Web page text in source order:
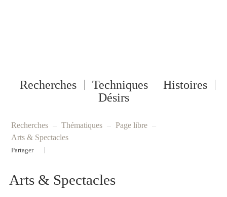
Recherches Techniques
Histoires
Désirs
recherches – Thématiques – page libre –
Arts & Spectacles
Partager
Arts & Spectacles